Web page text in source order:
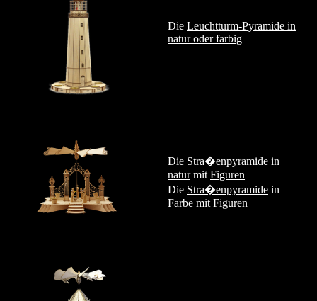
Die Leuchtturm-Pyramide in
natur oder farbig
Die Stra�enpyramide in
naturmit Figuren
Die Stra�enpyramide in
Farbe mit Figuren